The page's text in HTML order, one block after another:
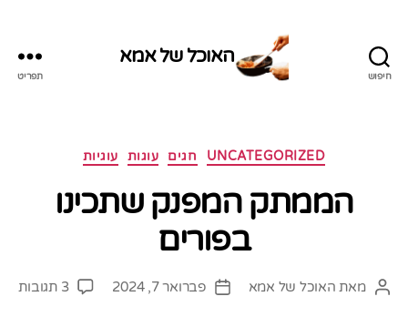
חיפוש
האוכל של אמא
תפריט
קטגוריות UNCATEGORIZED חגים עוגות עוגיות
הממתק המפנק שתכינו
בפורים
המחבר
מאת האוכל של אמא
תאריךפברואר 7, 2024 3 תגובות
על